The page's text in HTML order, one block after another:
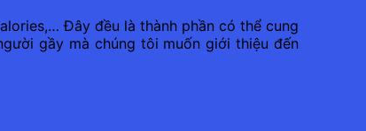
Đây đều là thành phần có thể cung
gầy mà chúng tôi muốn giới thiệu đến